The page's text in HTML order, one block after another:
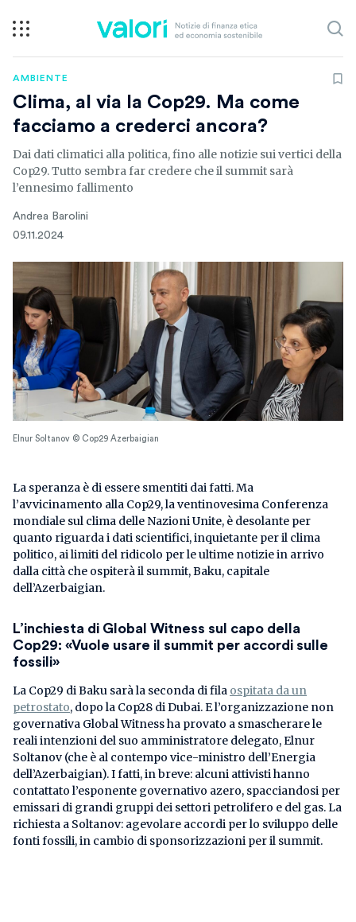
AMBIENTE
Clima, al via la Cop29. Ma come
facciamo a crederci ancora?
Dai dati climatici alla politica, fino alle notizie sui vertici della
Cop29. Tutto sembra far credere che il summit sarà
l’ennesimo fallimento
Andrea Barolini
09.11.2024
Elnur Soltanov © Cop29 Azerbaigian
La speranza è di essere smentiti dai fatti. Ma
l’avvicinamento alla Cop29, la ventinovesima Conferenza
mondiale sul clima delle Nazioni Unite, è desolante per
quanto riguarda i dati scientifici, inquietante per il clima
politico, ai limiti del ridicolo per le ultime notizie in arrivo
dalla città che ospiterà il summit, Baku, capitale
dell’Azerbaigian.
L’inchiesta di Global Witness sul capo della
Cop29: «Vuole usare il summit per accordi sulle
fossili»
La Cop29 di Baku sarà la seconda di fila ospitata da un
petrostato, dopo la Cop28 di Dubai. E l’organizzazione non
governativa Global Witness ha provato a smascherare le
reali intenzioni del suo amministratore delegato, Elnur
Soltanov (che è al contempo vice-ministro dell’Energia
dell’Azerbaigian). I fatti, in breve: alcuni attivisti hanno
contattato l’esponente governativo azero, spacciandosi per
emissari di grandi gruppi dei settori petrolifero e del gas. La
richiesta a Soltanov: agevolare accordi per lo sviluppo delle
fonti fossili, in cambio di sponsorizzazioni per il summit.